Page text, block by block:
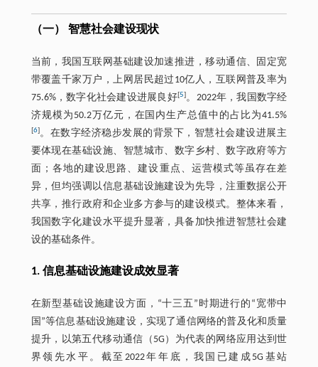
（一） 智慧社会建设现状
当前，我国互联网基础建设加速推进，移动通信、固定宽
带覆盖千家万户，上网居民超过10亿人，互联网普及率为
75.6%，数字化社会建设进展良好[5]。2022年，我国数字经
济规模为50.2万亿元，在国内生产总值中的占比为41.5%
[6]。在数字经济稳步发展的背景下，智慧社会建设进展主
要体现在基础设施、智慧城市、数字乡村、数字政府等方
面；各地的建设思路、建设重点、运营模式等虽存在差
异，但均强调以信息基础设施建设为先导，注重数据公开
共享，推行政府和企业多方参与的建设模式。整体来看，
我国数字化建设水平提升显著，具备加快推进智慧社会建
设的基础条件。
1. 信息基础设施建设成效显著
在新型基础设施建设方面，“十三五”时期进行的“宽带中
国”等信息基础设施建设，实现了通信网络的普及化和质量
提升，以第五代移动通信（5G）为代表的网络应用达到世
界领先水平。截至2022年年底，我国已建成5G基站